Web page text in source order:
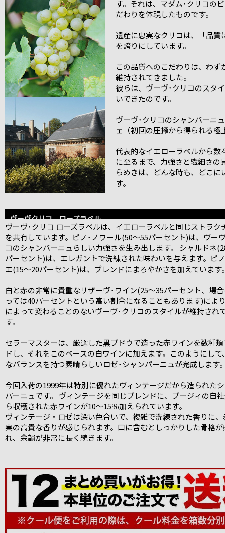
す。それは、マダム･クリコの
だわりを体現したものです。
遺産に忠実なクリコは、「品
を誇りにしています。
この品質へのこだわりは、わ
維持されてきました。
彼らは、ヴーヴ･クリコのスタ
いできたのです。
ヴーヴ･クリコのシャンパーニ
ェ（初回の圧搾から得られる
代表的なイエローラベルから
に至るまで、力強さと繊細さ
らめきは、どんな時も、どこ
す。
ヴーヴクリコ ローズラベル
ヴーヴ･クリコ ローズラベルは、イエローラベルと同じストラク
を共有しています。ピノ･ノワール(50～55パーセント)は、ヴー
コのシャンパーニュらしい力強さを生み出します。 シャルドネ
パーセント)は、エレガントで洗練された味わいを与えます。ピ
エ(15～20パーセント)は、ブレンドにまろやかさを加えています
白と赤の非常に貴重なリザーヴ･ワイン(25～35パーセント、場
っては40パーセントという高い割合になることもあります)によ
によって変わることのないヴーヴ･クリコのスタイルが維持され
す。
セラーマスターは、厳選した黒ブドウで造った赤ワインを数種
ドし、それをこのベースの白ワインに加えます。このようにして
なバランスを持つ素晴らしいロゼ･シャンパーニュが完成します
今回入荷の1999年は特別に優れたヴィンテージだから造られた
パーニュです。 ヴィンテージを同じブレンドに、ブージィの自
ら収穫された赤ワインが10～15％加えられています。
ヴィンテージ・ロゼは深い色合いで、複雑で洗練された香りに
実の高貴な香りが感じられます。口に含むとしっかりした骨格
れ、余韻が非常に長く続きます。